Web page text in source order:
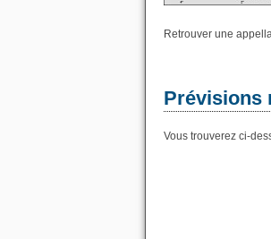
Retrouver une
Prévisions
Vous trouverez ci-